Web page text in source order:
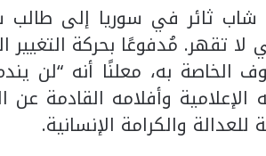
ثائر في سوريا إلى طالب
لا تقهر. مُدفوعًا بحركة
الخاصة به، معلنًا أنه “لن
الإعلامية وأفلامه القادمة
والكرامة الإنسانية.